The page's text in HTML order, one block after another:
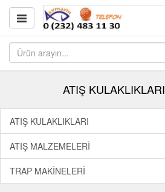
ATIŞ KULAKLIKLARI
ATIŞ KULAKLIKLARI
ATIŞ MALZEMELERİ
TRAP MAKİNELERİ